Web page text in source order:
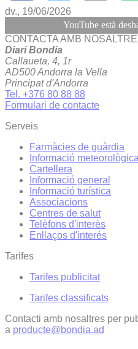
dv., 19/06/2026
YouTube està
CONTACTA AMB
Diari Bondia
Callaueta, 4, 1r
AD500 Andorra la Vella
Principat d'Andorra
Tel. +376 80 88 88
Formulari de contacte
Serveis
Farmàcies de guàrdia
Informació meteorològica
Cartellera
Informació general
Informació turística
Associacions
Centres de salut
Telèfons d'interès
Enllaços d'interés
Tarifes
Tarifes publicitat
Tarifes classificats
Contacti amb nosaltres per
a producte@bondia.ad